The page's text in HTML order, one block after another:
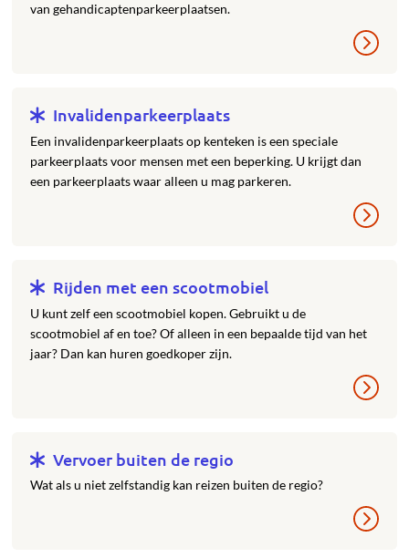
van gehandicaptenparkeerplaatsen.
Invalidenparkeerplaats
Een invalidenparkeerplaats op kenteken is een speciale
parkeerplaats voor mensen met een beperking. U krijgt dan
een parkeerplaats waar alleen u mag parkeren.
Rijden met een scootmobiel
U kunt zelf een scootmobiel kopen. Gebruikt u de
scootmobiel af en toe? Of alleen in een bepaalde tijd van het
jaar? Dan kan huren goedkoper zijn.
Vervoer buiten de regio
Wat als u niet zelfstandig kan reizen buiten de regio?